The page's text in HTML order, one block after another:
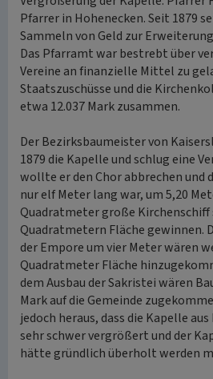
Pfarrer in Hohenecken. Seit 1879
Sammeln von Geld zur
Das Pfarramt war bestrebt über
Vereine an finanzielle Mittel zu
Staatszuschüsse und die
etwa 12.037 Mark zusammen.
Der Bezirksbaumeister von
1879 die Kapelle und schlug eine
wollte er den Chor abbrechen und
nur elf Meter lang war, um 5,20
Quadratmeter große Kirchenschiff
Quadratmetern Fläche gewinnen.
der Empore um vier Meter wären
Quadratmeter Fläche
dem Ausbau der Sakristei wären
Mark auf die Gemeinde
jedoch heraus, dass die Kapelle
sehr schwer vergrößert und der
hätte gründlich überholt werden